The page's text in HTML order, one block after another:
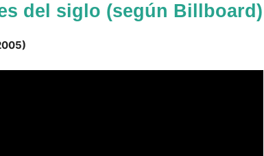
del siglo (según Billboard)